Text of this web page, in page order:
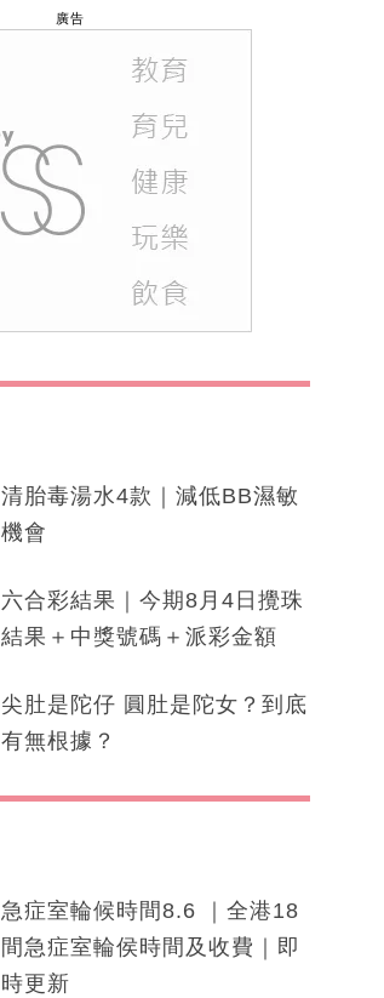
廣告
清胎毒湯水4款｜減低BB濕敏
機會
六合彩結果｜今期8月4日攪珠
結果＋中獎號碼＋派彩金額
尖肚是陀仔 圓肚是陀女？到底
有無根據？
急症室輪候時間8.6 ｜全港18
間急症室輪侯時間及收費｜即
時更新